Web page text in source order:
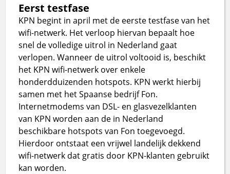
Eerst testfase
KPN begint in april met de eerste testfase van het
wifi-netwerk. Het verloop hiervan bepaalt hoe
snel de volledige uitrol in Nederland gaat
verlopen. Wanneer de uitrol voltooid is, beschikt
het KPN wifi-netwerk over enkele
honderdduizenden hotspots. KPN werkt hierbij
samen met het Spaanse bedrijf Fon.
Internetmodems van DSL- en glasvezelklanten
van KPN worden aan de in Nederland
beschikbare hotspots van Fon toegevoegd.
Hierdoor ontstaat een vrijwel landelijk dekkend
wifi-netwerk dat gratis door KPN-klanten gebruikt
kan worden.